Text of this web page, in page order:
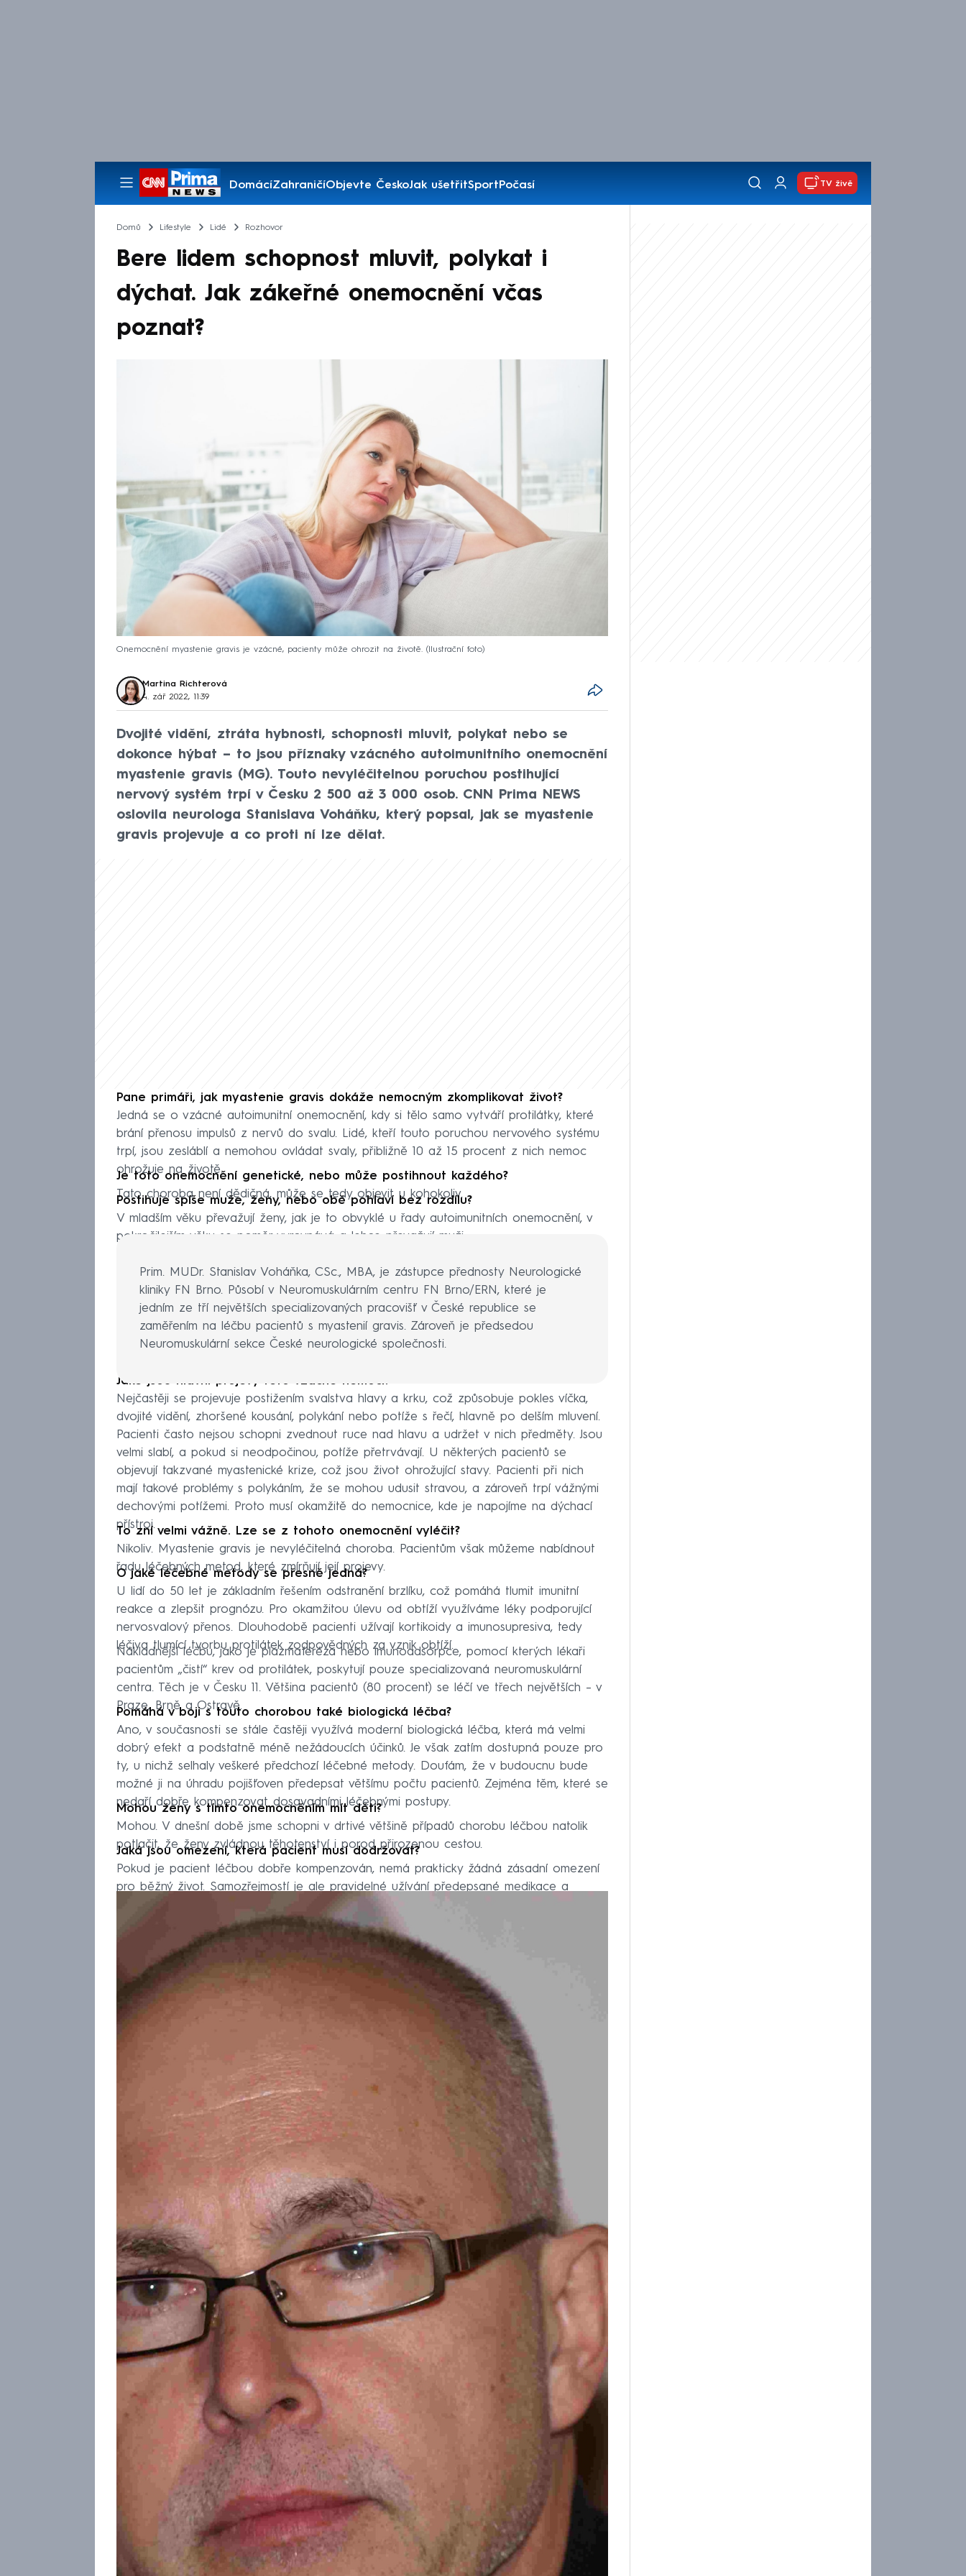
DomácíZahraničíObjevte ČeskoJak ušetřitSportPočasí
Pořady
TV živě
Domů Lifestyle Lidé Rozhovor
Bere lidem schopnost mluvit, polykat i
dýchat. Jak zákeřné onemocnění včas
poznat?
Onemocnění myastenie gravis je vzácné, pacienty může ohrozit na životě. (Ilustrační foto)
Martina Richterová
4. zář 2022, 11:39
Dvojité vidění, ztráta hybnosti, schopnosti mluvit, polykat nebo se
dokonce hýbat – to jsou příznaky vzácného autoimunitního onemocnění
myastenie gravis (MG). Touto nevyléčitelnou poruchou postihující
nervový systém trpí v Česku 2 500 až 3 000 osob. CNN Prima NEWS
oslovila neurologa Stanislava Voháňku, který popsal, jak se myastenie
gravis projevuje a co proti ní lze dělat.
Pane primáři, jak myastenie gravis dokáže nemocným zkomplikovat život?
Jedná se o vzácné autoimunitní onemocnění, kdy si tělo samo vytváří protilátky, které
brání přenosu impulsů z nervů do svalu. Lidé, kteří touto poruchou nervového systému
trpí, jsou zesláblí a nemohou ovládat svaly, přibližně 10 až 15 procent z nich nemoc
ohrožuje na životě.
Je toto onemocnění genetické, nebo může postihnout každého?
Tato choroba není dědičná, může se tedy objevit u kohokoliv.
Postihuje spíše muže, ženy, nebo obě pohlaví bez rozdílu?
V mladším věku převažují ženy, jak je to obvyklé u řady autoimunitních onemocnění, v
pokročilejším věku se poměr vyrovnává a lehce převažují muži.
Prim. MUDr. Stanislav Voháňka, CSc., MBA, je zástupce přednosty Neurologické
kliniky FN Brno. Působí v Neuromuskulárním centru FN Brno/ERN, které je
jedním ze tří největších specializovaných pracovišť v České republice se
zaměřením na léčbu pacientů s myastenií gravis. Zároveň je předsedou
Neuromuskulární sekce České neurologické společnosti.
Jaké jsou hlavní projevy této vzácné nemoci?
Nejčastěji se projevuje postižením svalstva hlavy a krku, což způsobuje pokles víčka,
dvojité vidění, zhoršené kousání, polykání nebo potíže s řečí, hlavně po delším mluvení.
Pacienti často nejsou schopni zvednout ruce nad hlavu a udržet v nich předměty. Jsou
velmi slabí, a pokud si neodpočinou, potíže přetrvávají. U některých pacientů se
objevují takzvané myastenické krize, což jsou život ohrožující stavy. Pacienti při nich
mají takové problémy s polykáním, že se mohou udusit stravou, a zároveň trpí vážnými
dechovými potížemi. Proto musí okamžitě do nemocnice, kde je napojíme na dýchací
přístroj.
To zní velmi vážně. Lze se z tohoto onemocnění vyléčit?
Nikoliv. Myastenie gravis je nevyléčitelná choroba. Pacientům však můžeme nabídnout
řadu léčebných metod, které zmírňují její projevy.
O jaké léčebné metody se přesně jedná?
U lidí do 50 let je základním řešením odstranění brzlíku, což pomáhá tlumit imunitní
reakce a zlepšit prognózu. Pro okamžitou úlevu od obtíží využíváme léky podporující
nervosvalový přenos. Dlouhodobě pacienti užívají kortikoidy a imunosupresiva, tedy
léčiva tlumící tvorbu protilátek zodpovědných za vznik obtíží.
Nákladnější léčbu, jako je plazmaferéza nebo imunoadsorpce, pomocí kterých lékaři
pacientům „čistí“ krev od protilátek, poskytují pouze specializovaná neuromuskulární
centra. Těch je v Česku 11. Většina pacientů (80 procent) se léčí ve třech největších – v
Praze, Brně a Ostravě.
Pomáhá v boji s touto chorobou také biologická léčba?
Ano, v současnosti se stále častěji využívá moderní biologická léčba, která má velmi
dobrý efekt a podstatně méně nežádoucích účinků. Je však zatím dostupná pouze pro
ty, u nichž selhaly veškeré předchozí léčebné metody. Doufám, že v budoucnu bude
možné ji na úhradu pojišťoven předepsat většímu počtu pacientů. Zejména těm, které se
nedaří dobře kompenzovat dosavadními léčebnými postupy.
Mohou ženy s tímto onemocněním mít děti?
Mohou. V dnešní době jsme schopni v drtivé většině případů chorobu léčbou natolik
potlačit, že ženy zvládnou těhotenství i porod přirozenou cestou.
Jaká jsou omezení, která pacient musí dodržovat?
Pokud je pacient léčbou dobře kompenzován, nemá prakticky žádná zásadní omezení
pro běžný život. Samozřejmostí je ale pravidelné užívání předepsané medikace a
zvládání nežádoucích účinků těchto léků.